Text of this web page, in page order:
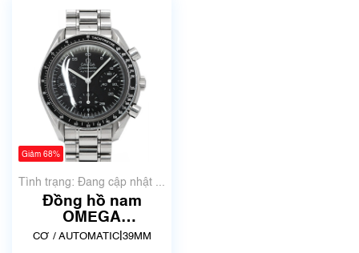
Giảm 68%
Tình trạng: Đang cập nhật ...
Đồng hồ nam
OMEGA
Speedmaster
CƠ / AUTOMATIC| 39MM